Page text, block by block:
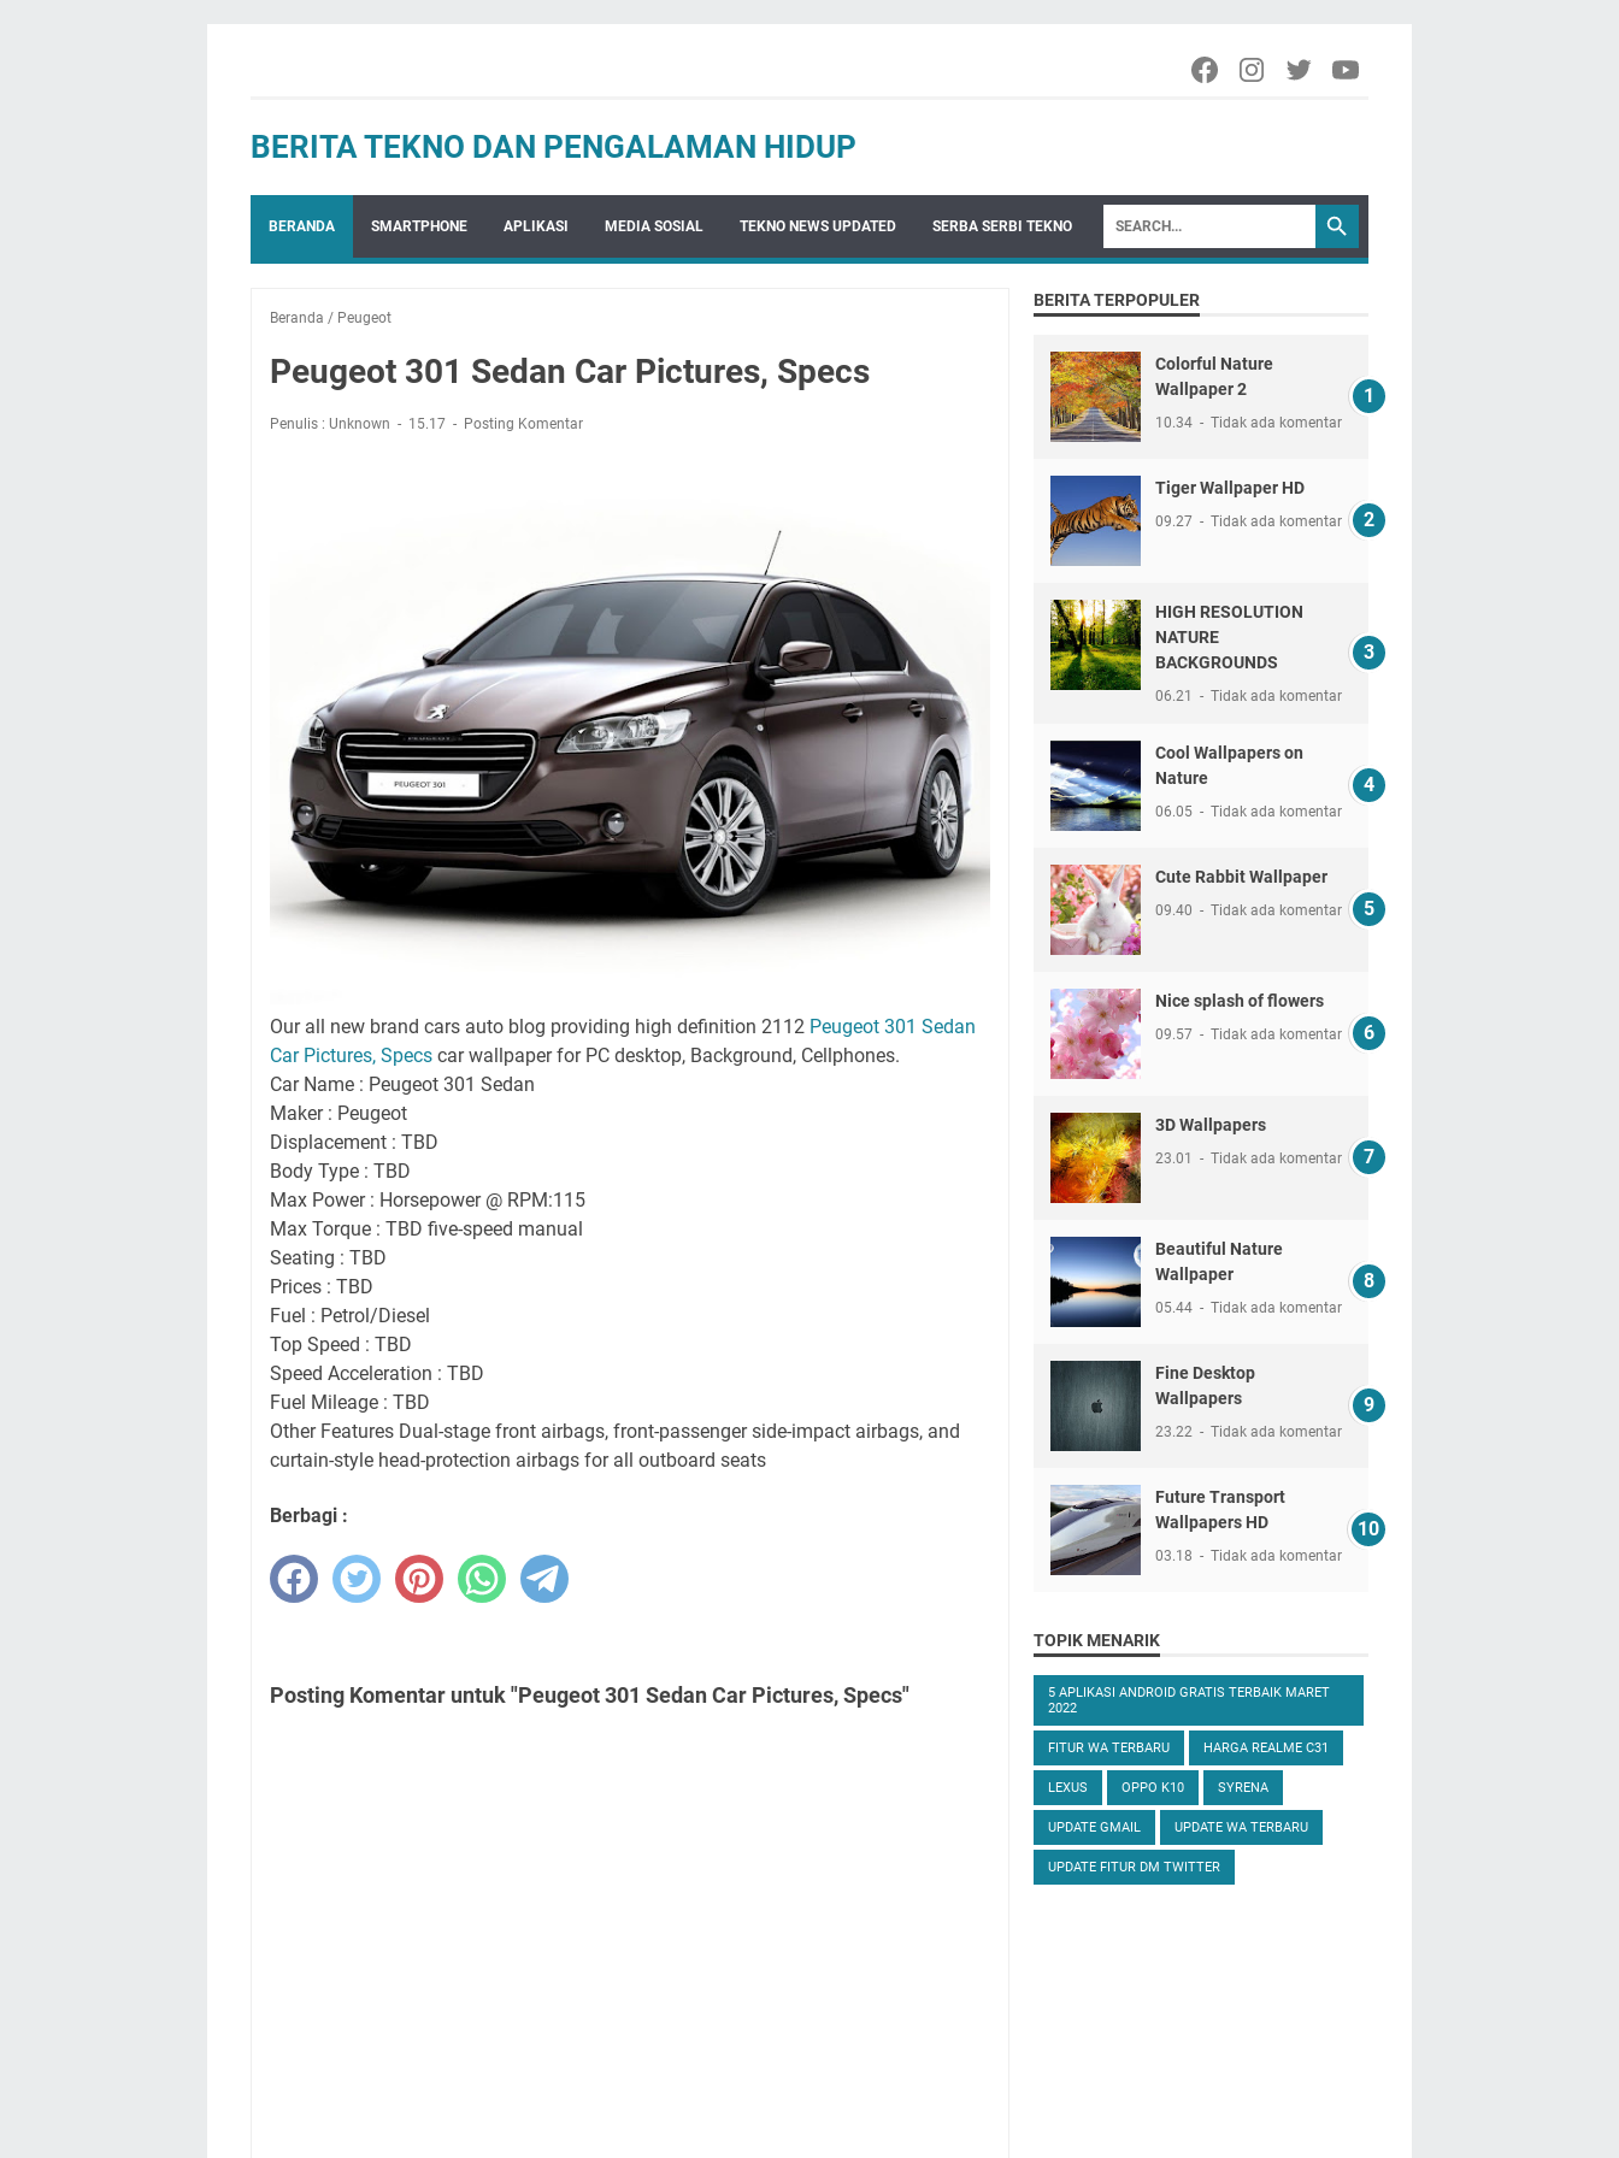
BERITA TEKNO DAN PENGALAMAN HIDUP
BERANDA SMARTPHONE APLIKASI MEDIA SOSIAL TEKNO NEWS UPDATED SERBA SERBI TEKNO
Beranda / Peugeot
Peugeot 301 Sedan Car Pictures, Specs
Penulis : Unknown 15.17 Posting Komentar
Our all new brand cars auto blog providing high definition 2112 Peugeot 301 Sedan
Car Pictures, Specs car wallpaper for PC desktop, Background, Cellphones.
Car Name : Peugeot 301 Sedan
Maker : Peugeot
Displacement : TBD
Body Type : TBD
Max Power : Horsepower @ RPM:115
Max Torque : TBD five-speed manual
Seating : TBD
Prices : TBD
Fuel : Petrol/Diesel
Top Speed : TBD
Speed Acceleration : TBD
Fuel Mileage : TBD
Other Features Dual-stage front airbags, front-passenger side-impact airbags, and
curtain-style head-protection airbags for all outboard seats
Berbagi :
Posting Komentar untuk "Peugeot 301 Sedan Car Pictures, Specs"
BERITA TERPOPULER
Colorful Nature
Wallpaper 2
10.34 Tidak ada komentar
Tiger Wallpaper HD
09.27 Tidak ada komentar
HIGH RESOLUTION
NATURE
BACKGROUNDS
06.21 Tidak ada komentar
Cool Wallpapers on
Nature
06.05 Tidak ada komentar
Cute Rabbit Wallpaper
09.40 Tidak ada komentar
Nice splash of flowers
09.57 Tidak ada komentar
3D Wallpapers
23.01 Tidak ada komentar
Beautiful Nature
Wallpaper
05.44 Tidak ada komentar
Fine Desktop
Wallpapers
23.22 Tidak ada komentar
Future Transport
Wallpapers HD
03.18 Tidak ada komentar
TOPIK MENARIK
5 APLIKASI ANDROID GRATIS TERBAIK MARET
2022
FITUR WA TERBARU HARGA REALME C31
LEXUS OPPO K10 SYRENA
UPDATE GMAIL UPDATE WA TERBARU
UPDATE FITUR DM TWITTER